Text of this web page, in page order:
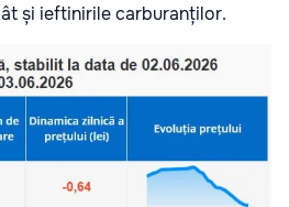
și ieftinirile carburanților.